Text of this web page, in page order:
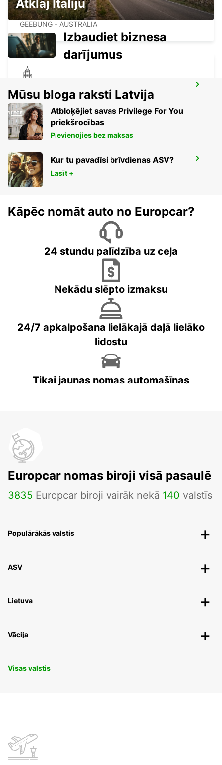
BRISBANE CITY COMMERCIALS
GEEBUNG - AUSTRALIA
BRISBANE MANSFIELD
MANSFIELD - AUSTRALIA
BRISBANE CANNON HILL
TINGALPA - AUSTRALIA
Atklāj Itāliju
Izbaudiet biznesa
darījumus
Mūsu bloga raksti Latvija
Atbloķējiet savas Privilege For You
priekšrocības
Pievienojies bez maksas
Kur tu pavadīsi brīvdienas ASV?
Lasīt +
Kāpēc nomāt auto no Europcar?
24 stundu palīdzība uz ceļa
Nekādu slēpto izmaksu
24/7 apkalpošana lielākajā daļā lielāko
lidostu
Tikai jaunas nomas automašīnas
Europcar nomas biroji visā pasaulē
3835 Europcar biroji vairāk nekā 140 valstīs
Populārākās valstis
ASV
Lietuva
Vācija
Visas valstis